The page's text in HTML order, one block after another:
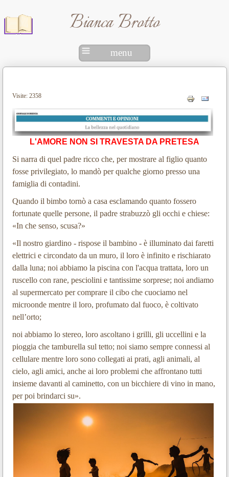
Bianca Brotto
menu
Visite: 2358
L'AMORE NON SI TRAVESTA DA PRETESA
Si narra di quel padre ricco che, per mostrare al figlio quanto
fosse privilegiato, lo mandò per qualche giorno presso una
famiglia di contadini.
Quando il bimbo tornò a casa esclamando quanto fossero
fortunate quelle persone, il padre strabuzzò gli occhi e chiese:
«In che senso, scusa?»
«Il nostro giardino - rispose il bambino - è illuminato dai faretti
elettrici e circondato da un muro, il loro è infinito e rischiarato
dalla luna; noi abbiamo la piscina con l'acqua trattata, loro un
ruscello con rane, pesciolini e tantissime sorprese; noi andiamo
al supermercato per comprare il cibo che cuociamo nel
microonde mentre il loro, profumato dal fuoco, è coltivato
nell’orto;
noi abbiamo lo stereo, loro ascoltano i grilli, gli uccellini e la
pioggia che tamburella sul tetto; noi siamo sempre connessi al
cellulare mentre loro sono collegati ai prati, agli animali, al
cielo, agli amici, anche ai loro problemi che affrontano tutti
insieme davanti al caminetto, con un bicchiere di vino in mano,
per poi brindarci su».